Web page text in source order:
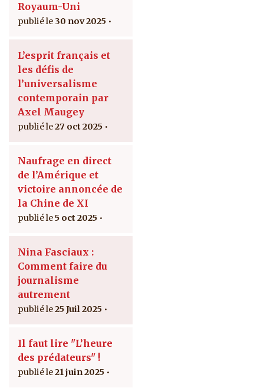
Royaum-Uni
30 nov 2025
L’esprit français et
les défis de
l’universalisme
contemporain par
Axel Maugey
27 oct 2025
Naufrage en direct
de l’Amérique et
victoire annoncée de
la Chine de XI
5 oct 2025
Nina Fasciaux :
Comment faire du
journalisme
autrement
25 Juil 2025
Il faut lire "L’heure
des prédateurs" !
21 juin 2025